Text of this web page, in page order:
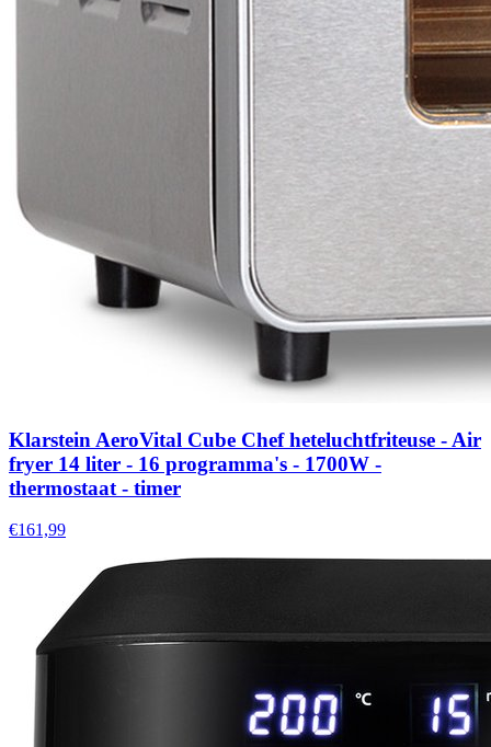
Klarstein AeroVital Cube Chef heteluchtfriteuse - Air
fryer 14 liter - 16 programma's - 1700W -
thermostaat - timer
€161,99